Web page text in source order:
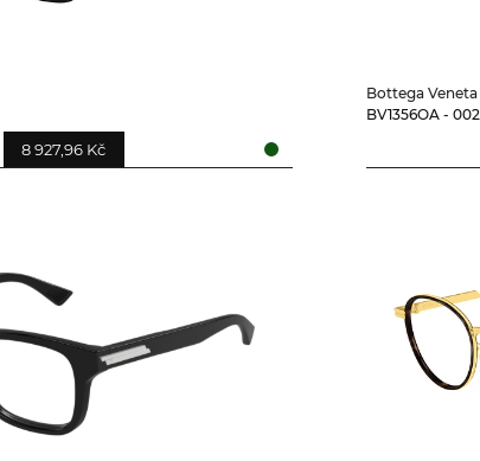
8 927,96 Kč
Bottega Veneta
BV1356OA - 002